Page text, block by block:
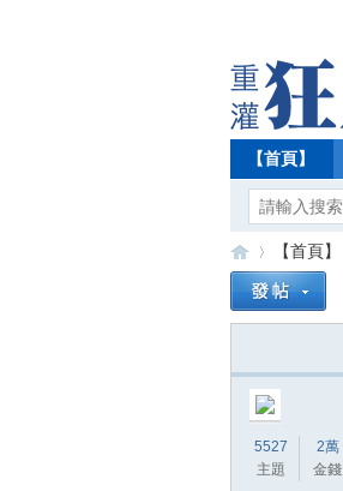
【首頁】
【首頁】
5527
主題
2萬
金錢